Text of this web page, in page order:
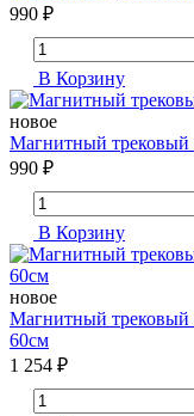
990 ₽
В Корзину
новое
Магнитный трековый
990 ₽
В Корзину
новое
Магнитный
60см
1 254 ₽